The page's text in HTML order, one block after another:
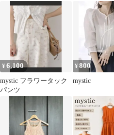
¥6,100
mystic フラワータック
パンツ
¥800
mystic